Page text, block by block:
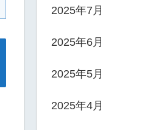
2025年7月
2025年6月
2025年5月
2025年4月